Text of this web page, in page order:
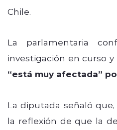
Chile.
La parlamentaria
investigación en curso
“está muy afectada”
La diputada señaló
la reflexión de que la